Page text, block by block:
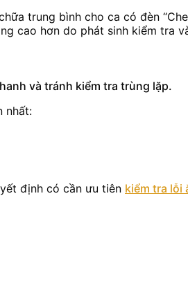
trung bình cho ca có đèn
cao hơn do phát sinh kiểm tra
và tránh kiểm tra trùng lặp.
nhất:
định có cần ưu tiên kiểm tra lỗi